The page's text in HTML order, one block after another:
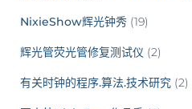
NixieShow辉光钟秀 (19)
辉光管荧光管修复测试仪 (2)
有关时钟的程序.算法.技术研究 (2)